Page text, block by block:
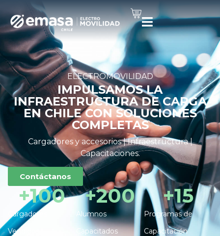
ELECTROMOVILIDAD
IMPULSAMOS LA
INFRAESTRUCTURA DE CARGA
EN CHILE CON SOLUCIONES
COMPLETAS
Cargadores y accesorios | Infraestructura |
Capacitaciones.
Contáctanos
Cargadores
Vendidos
+100
Alumnos
Capacitados
+200
Programas de
Capacitación
+15